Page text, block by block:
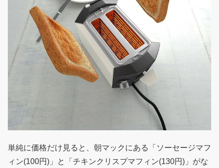
単純に価格だけ見ると、朝マックにある「ソーセージマフ
ィン(100円)」と「チキンクリスプマフィン(130円)」がな